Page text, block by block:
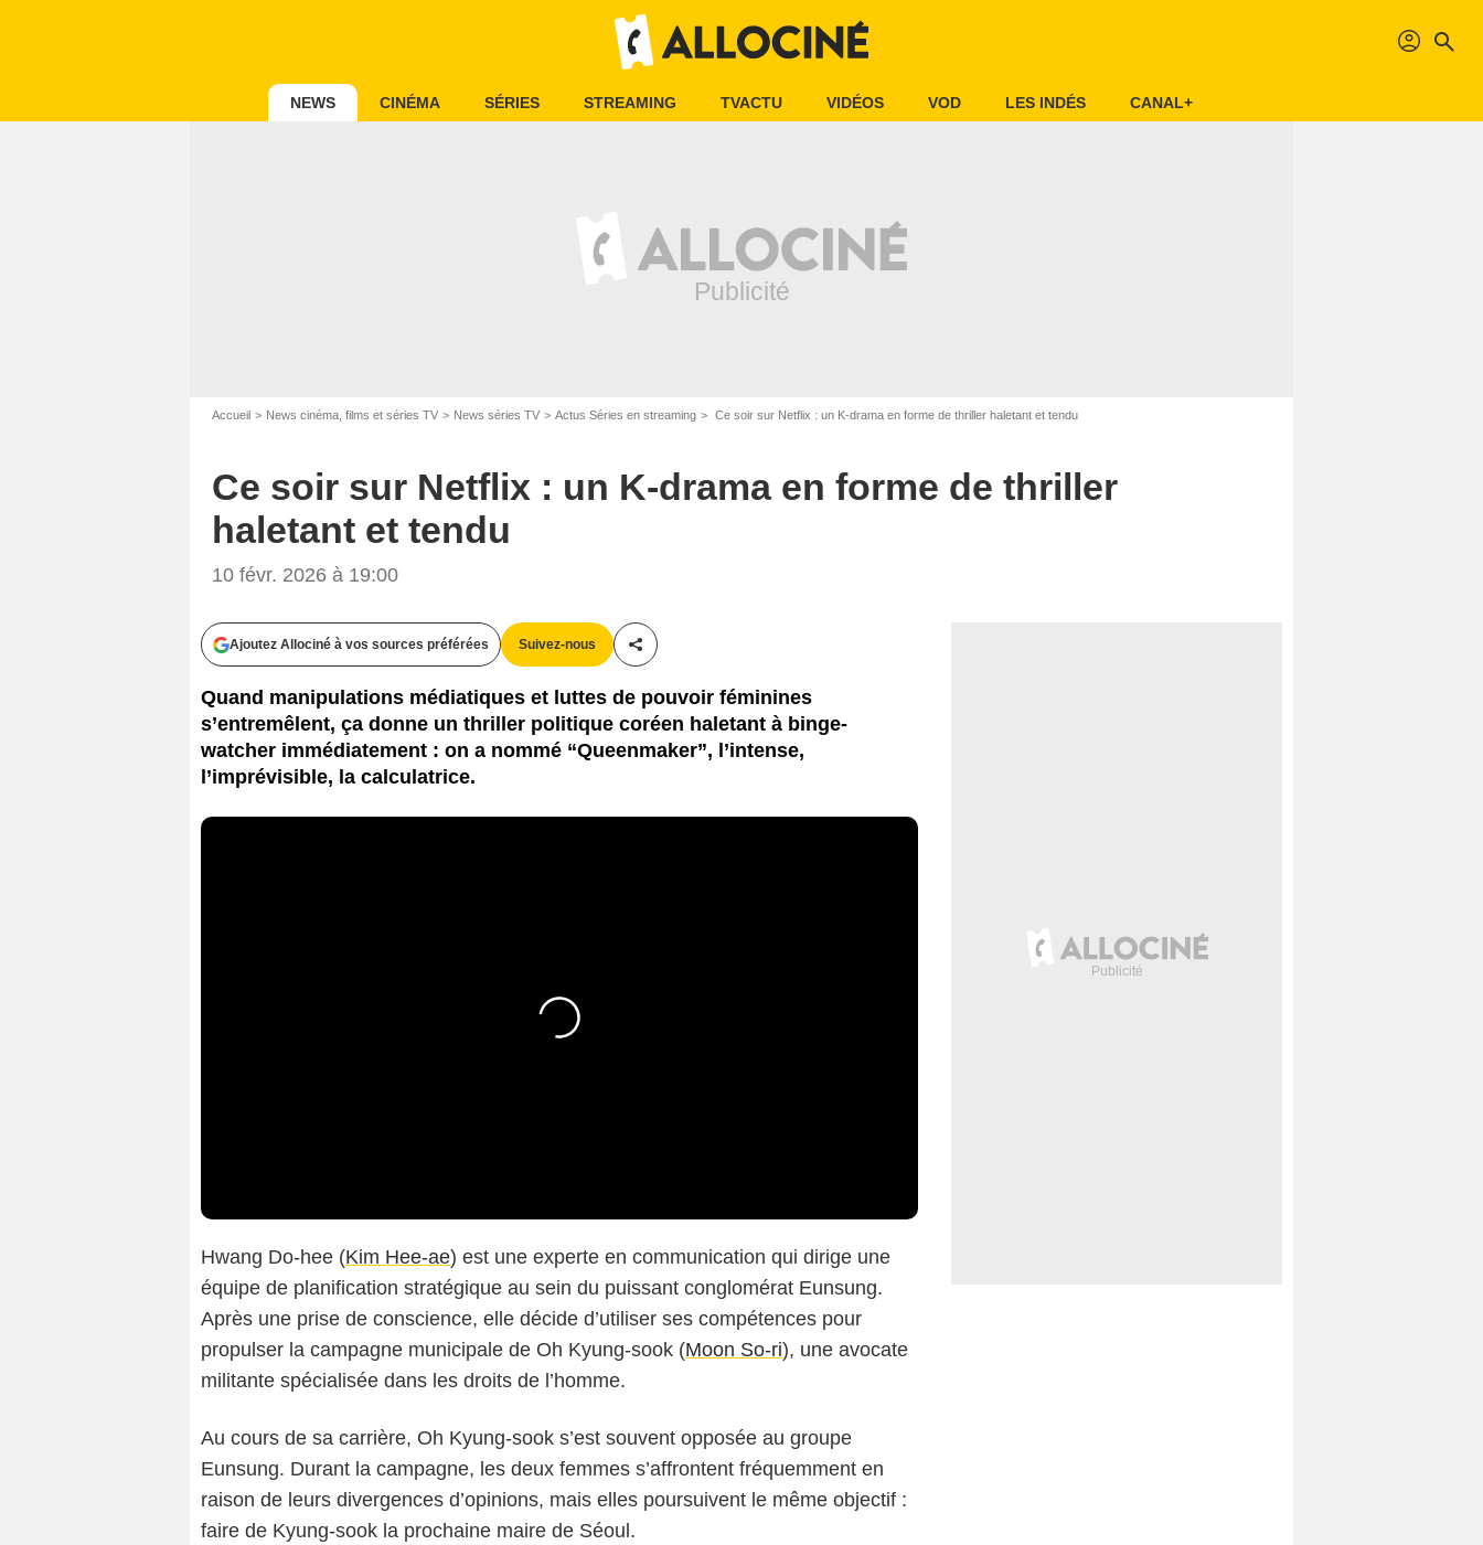
profil search
NEWS CINÉMA SÉRIES STREAMING TVACTU VIDÉOS VOD LES INDÉS CANAL+
Accueil News cinéma, films et séries TV News séries TV Actus Séries en streaming Ce soir sur Netflix : un K-drama en forme de thriller haletant et tendu
Ce soir sur Netflix : un K-drama en forme de thriller
haletant et tendu
10 févr. 2026 à 19:00
Ajoutez Allociné à vos sources préférées Suivez-nous
Partager cet article
Quand manipulations médiatiques et luttes de pouvoir féminines
s’entremêlent, ça donne un thriller politique coréen haletant à binge-
watcher immédiatement : on a nommé “Queenmaker”, l’intense,
l’imprévisible, la calculatrice.
Hwang Do-hee (Kim Hee-ae) est une experte en communication qui dirige une
équipe de planification stratégique au sein du puissant conglomérat Eunsung.
Après une prise de conscience, elle décide d’utiliser ses compétences pour
propulser la campagne municipale de Oh Kyung-sook (Moon So-ri), une avocate
militante spécialisée dans les droits de l’homme.
Au cours de sa carrière, Oh Kyung-sook s’est souvent opposée au groupe
Eunsung. Durant la campagne, les deux femmes s’affrontent fréquemment en
raison de leurs divergences d’opinions, mais elles poursuivent le même objectif :
faire de Kyung-sook la prochaine maire de Séoul.